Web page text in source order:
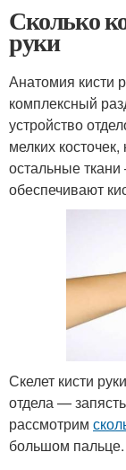
Сколько
руки
Анатомия кисти
комплексный
устройство
мелких
остальные
обеспечивают
Скелет кисти
отдела —
рассмотрим
большом пальце.